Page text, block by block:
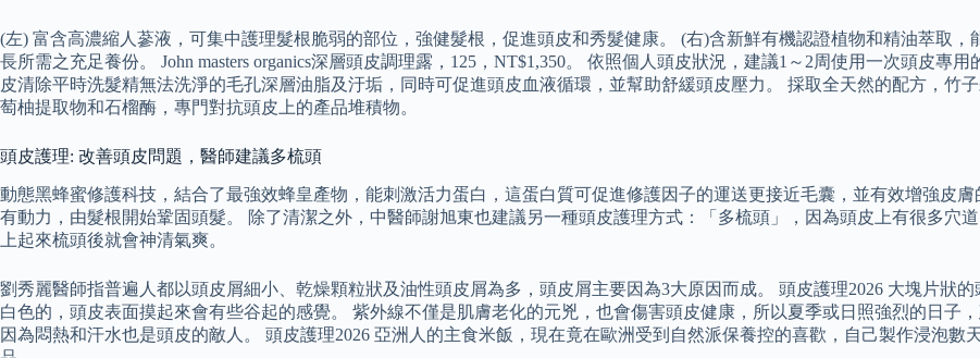
(左) 富含高濃縮人蔘液，可集中護理髮根脆弱的部位，強健髮根，促進頭皮和秀髮健康。 (右)含新鮮有機認證植物和精油萃取
長所需之充足養份。 John masters organics深層頭皮調理露，125，NT$1,350。 依照個人頭皮狀況，建議1～2周使用一次頭皮專
皮清除平時洗髮精無法洗淨的毛孔深層油脂及汙垢，同時可促進頭皮血液循環，並幫助舒緩頭皮壓力。 採取全天然的配方，竹
萄柚提取物和石榴酶，專門對抗頭皮上的產品堆積物。
頭皮護理: 改善頭皮問題，醫師建議多梳頭
動態黑蜂蜜修護科技，結合了最強效蜂皇產物，能刺激活力蛋白，這蛋白質可促進修護因子的運送更接近毛囊，並有效增強皮
有動力，由髮根開始鞏固頭髮。 除了清潔之外，中醫師謝旭東也建議另一種頭皮護理方式：「多梳頭」，因為頭皮上有很多穴
上起來梳頭後就會神清氣爽。
劉秀麗醫師指普遍人都以頭皮屑細小、乾燥顆粒狀及油性頭皮屑為多，頭皮屑主要因為3大原因而成。 頭皮護理2026 大塊片狀
白色的，頭皮表面摸起來會有些谷起的感覺。 紫外線不僅是肌膚老化的元兇，也會傷害頭皮健康，所以夏季或日照強烈的日子
因為悶熱和汗水也是頭皮的敵人。 頭皮護理2026 亞洲人的主食米飯，現在竟在歐洲受到自然派保養控的喜歡，自己製作浸泡